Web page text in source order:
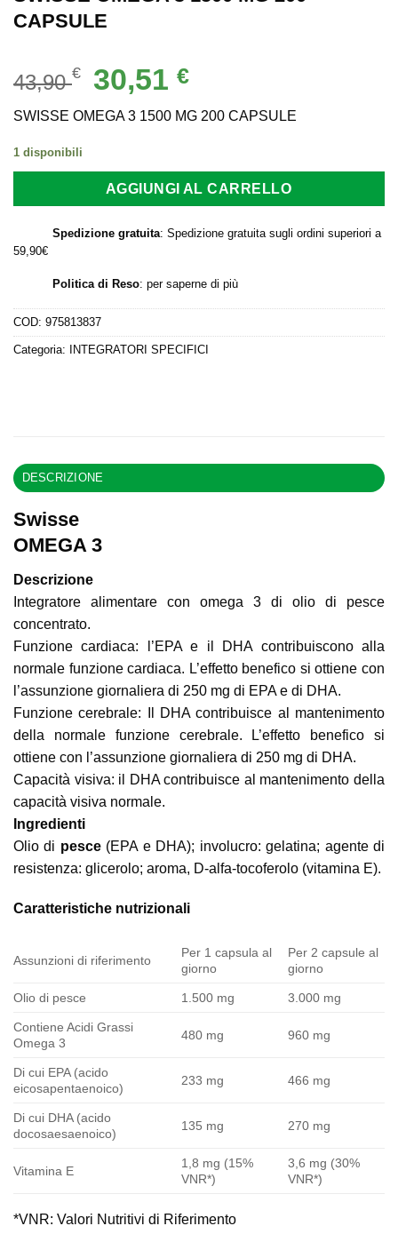
CAPSULE
43,90€
Il
prezzo
originale
30,51€Il
attuale
SWISSE OMEGA 3 1500 MG 200 CAPSULE
1 disponibili
AGGIUNGI AL CARRELLO
Spedizione gratuita: Spedizione gratuita sugli ordini superiori a
59,90€
Politica di Reso: per saperne di più
COD: 975813837
Categoria: INTEGRATORI SPECIFICI
DESCRIZIONE
Swisse
OMEGA 3
Descrizione
Integratore alimentare con omega 3 di olio di pesce
concentrato.
Funzione cardiaca: l’EPA e il DHA contribuiscono alla
normale funzione cardiaca. L’effetto benefico si ottiene con
l’assunzione giornaliera di 250 mg di EPA e di DHA.
Funzione cerebrale: Il DHA contribuisce al mantenimento
della normale funzione cerebrale. L’effetto benefico si
ottiene con l’assunzione giornaliera di 250 mg di DHA.
Capacità visiva: il DHA contribuisce al mantenimento della
capacità visiva normale.
Ingredienti
Olio di pesce (EPA e DHA); involucro: gelatina; agente di
resistenza: glicerolo; aroma, D-alfa-tocoferolo (vitamina E).
Caratteristiche nutrizionali
Assunzioni di riferimento
Per 1 capsula al
giorno
Per 2 capsule al
giorno
Olio di pesce 1.500 mg 3.000 mg
Contiene Acidi Grassi
Omega 3
480 mg 960 mg
Di cui EPA (acido
eicosapentaenoico)
233 mg 466 mg
Di cui DHA (acido
docosaesaenoico)
135 mg 270 mg
Vitamina E
1,8 mg (15%
VNR*)
3,6 mg (30%
VNR*)
*VNR: Valori Nutritivi di Riferimento